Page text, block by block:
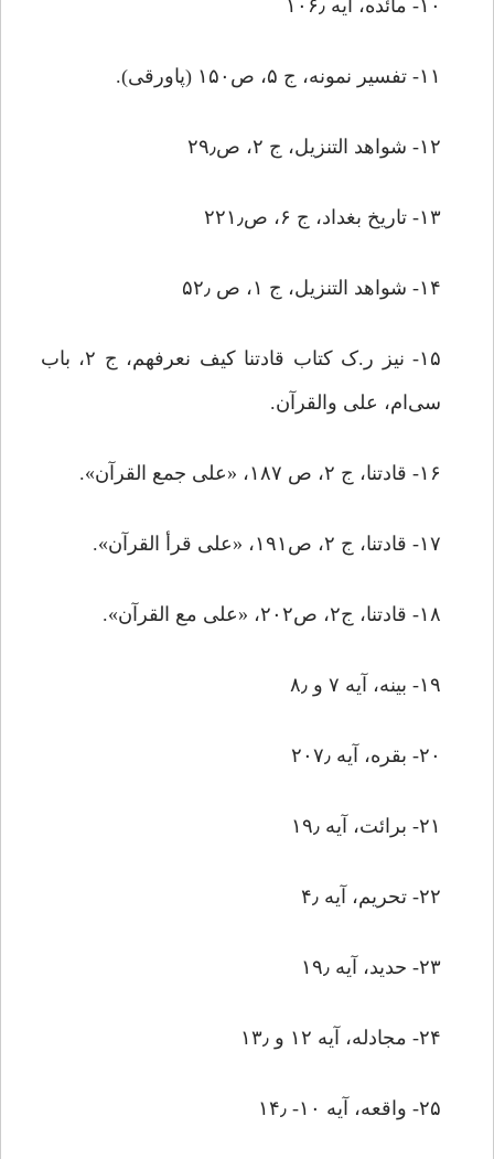
۱۰- مائده، آیه ۱۰۶٫
۱۱- تفسیر نمونه، ج ۵، ص۱۵۰ (پاورقی).
۱۲- شواهد التنزیل، ج ۲، ص۲۹٫
۱۳- تاریخ بغداد، ج ۶، ص۲۲۱٫
۱۴- شواهد التنزیل، ج ۱، ص ۵۲٫
۱۵- نیز ر.ک کتاب قادتنا کیف نعرفهم، ج ۲، باب
سی‌ام، علی والقرآن.
۱۶- قادتنا، ج ۲، ص ۱۸۷، «علی جمع القرآن».
۱۷- قادتنا، ج ۲، ص۱۹۱، «علی قرأ القرآن».
۱۸- قادتنا، ج۲، ص۲۰۲، «علی مع القرآن».
۱۹- بینه، آیه ۷ و ۸٫
۲۰- بقره، آیه ۲۰۷٫
۲۱- برائت، آیه ۱۹٫
۲۲- تحریم، آیه ۴٫
۲۳- حدید، آیه ۱۹٫
۲۴- مجادله، آیه ۱۲ و ۱۳٫
۲۵- واقعه، آیه ۱۰- ۱۴٫